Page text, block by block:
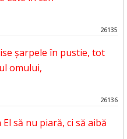
26135
șarpele în pustie, tot
omului,
26136
să nu piară, ci să aibă